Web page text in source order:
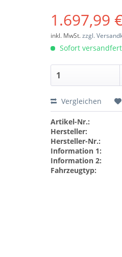
1.697,99
inkl. MwSt.zzgl.
Sofort
Vergleichen
Artikel-Nr.:
Hersteller:
Hersteller-Nr.:
Information 1:
Information 2:
Fahrzeugtyp: